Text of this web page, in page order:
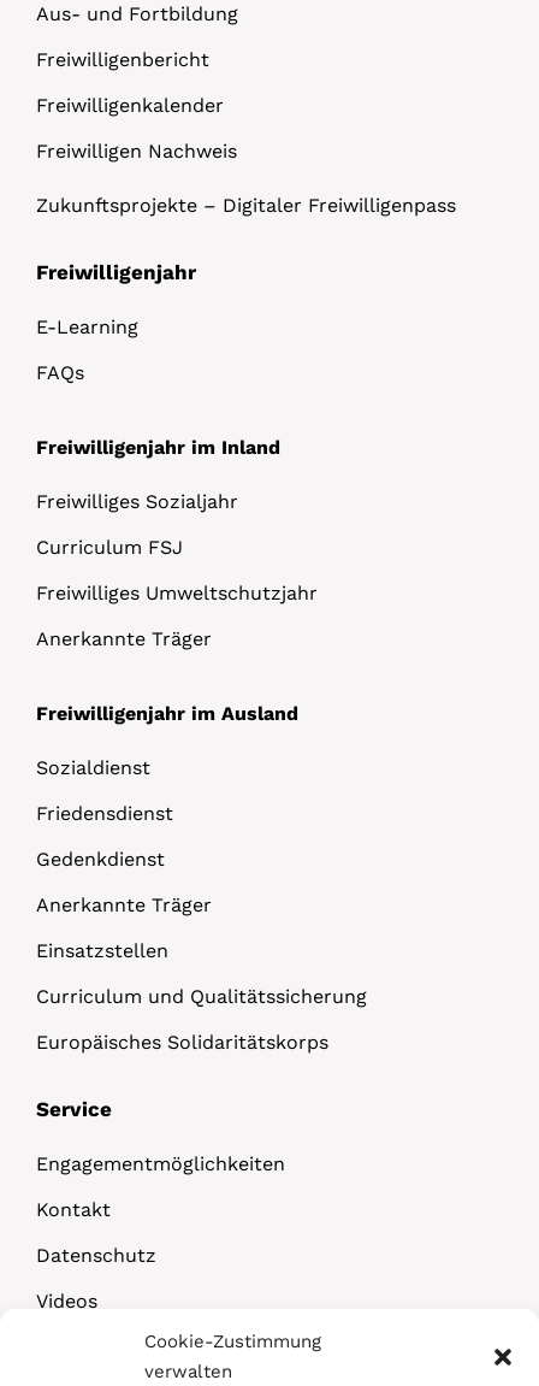
Cookie-Zustimmung
verwalten
Aus- und Fortbildung
Freiwilligenbericht
Freiwilligenkalender
Freiwilligen Nachweis
Zukunftsprojekte – Digitaler Freiwilligenpass
Freiwilligenjahr
E-Learning
FAQs
Freiwilligenjahr im Inland
Freiwilliges Sozialjahr
Curriculum FSJ
Freiwilliges Umweltschutzjahr
Anerkannte Träger
Freiwilligenjahr im Ausland
Sozialdienst
Friedensdienst
Gedenkdienst
Anerkannte Träger
Einsatzstellen
Curriculum und Qualitätssicherung
Europäisches Solidaritätskorps
Service
Engagementmöglichkeiten
Kontakt
Datenschutz
Videos